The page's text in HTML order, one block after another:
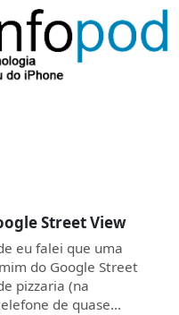
Street View
eu falei que uma
do Google Street
pizzaria (na
de quase…